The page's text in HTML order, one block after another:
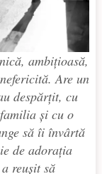
ambițioasă,
Are un
despărțit, cu
și cu o
să îi învârtă
de adorația
reușit să